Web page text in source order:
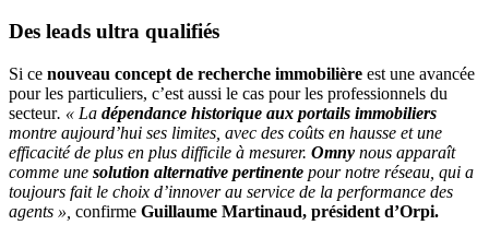
Des leads ultra qualifiés
Si ce nouveau concept de recherche immobilière est une avancée
pour les particuliers, c’est aussi le cas pour les professionnels du
secteur. « La dépendance historique aux portails immobiliers
montre aujourd’hui ses limites, avec des coûts en hausse et une
efficacité de plus en plus difficile à mesurer. Omny nous apparaît
comme une solution alternative pertinente pour notre réseau, qui a
toujours fait le choix d’innover au service de la performance des
agents », confirme Guillaume Martinaud, président d’Orpi.